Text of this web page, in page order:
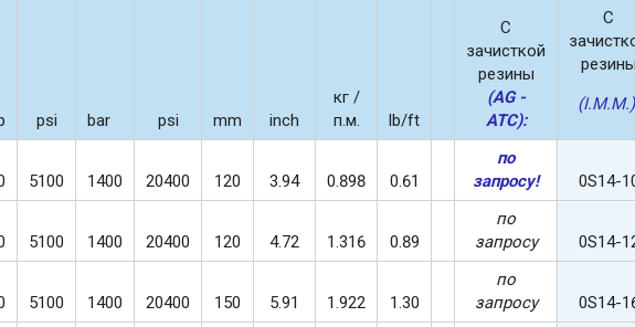
psi bar psi mm inch
кг /
п.м.
lb/ft
С
зачисткой
резины
(AG -
ATC):
С
5100 1400 20400 120 3.94 0.898 0.61
по
запросу!
0S14-
5100 1400 20400 120 4.72 1.316 0.89
по
запросу
0S14-
5100 1400 20400 150 5.91 1.922 1.30
по
запросу
0S14-